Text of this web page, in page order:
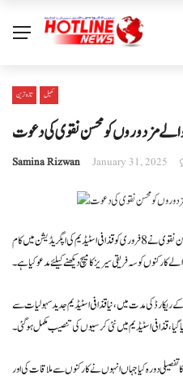
تازہ ترین کھیل
مزدوروں کو محسن نقوی کی دعوت
Samina Rizwan January 31, 2025
ہاٹ لائن نیوز : پاکستان کرکٹ بورڈ کے چیئرمین محسن نقوی نے 8 فروری کو قذافی اسٹیڈیم کی اپگریڈیشن میں کام
کارکنوں کو سہ فریقی سیریز کا میچ دیکھنے کیلئے مدعو کیاہے۔
سیریز اور آئی سی سی چیمپئنز ٹرافی کے لئے 4 ماہ کے ریکارڈ کی مدت میں ، نیا قذافی اسٹیڈیم جدید سہولیات سے
قذافی اسٹیڈیم میں نئی کرسیوں کی تنصیب مکمل ہوگئی۔
دورہ کیا جہاں انہوں نے کارکنوں سے ملاقات کی اور